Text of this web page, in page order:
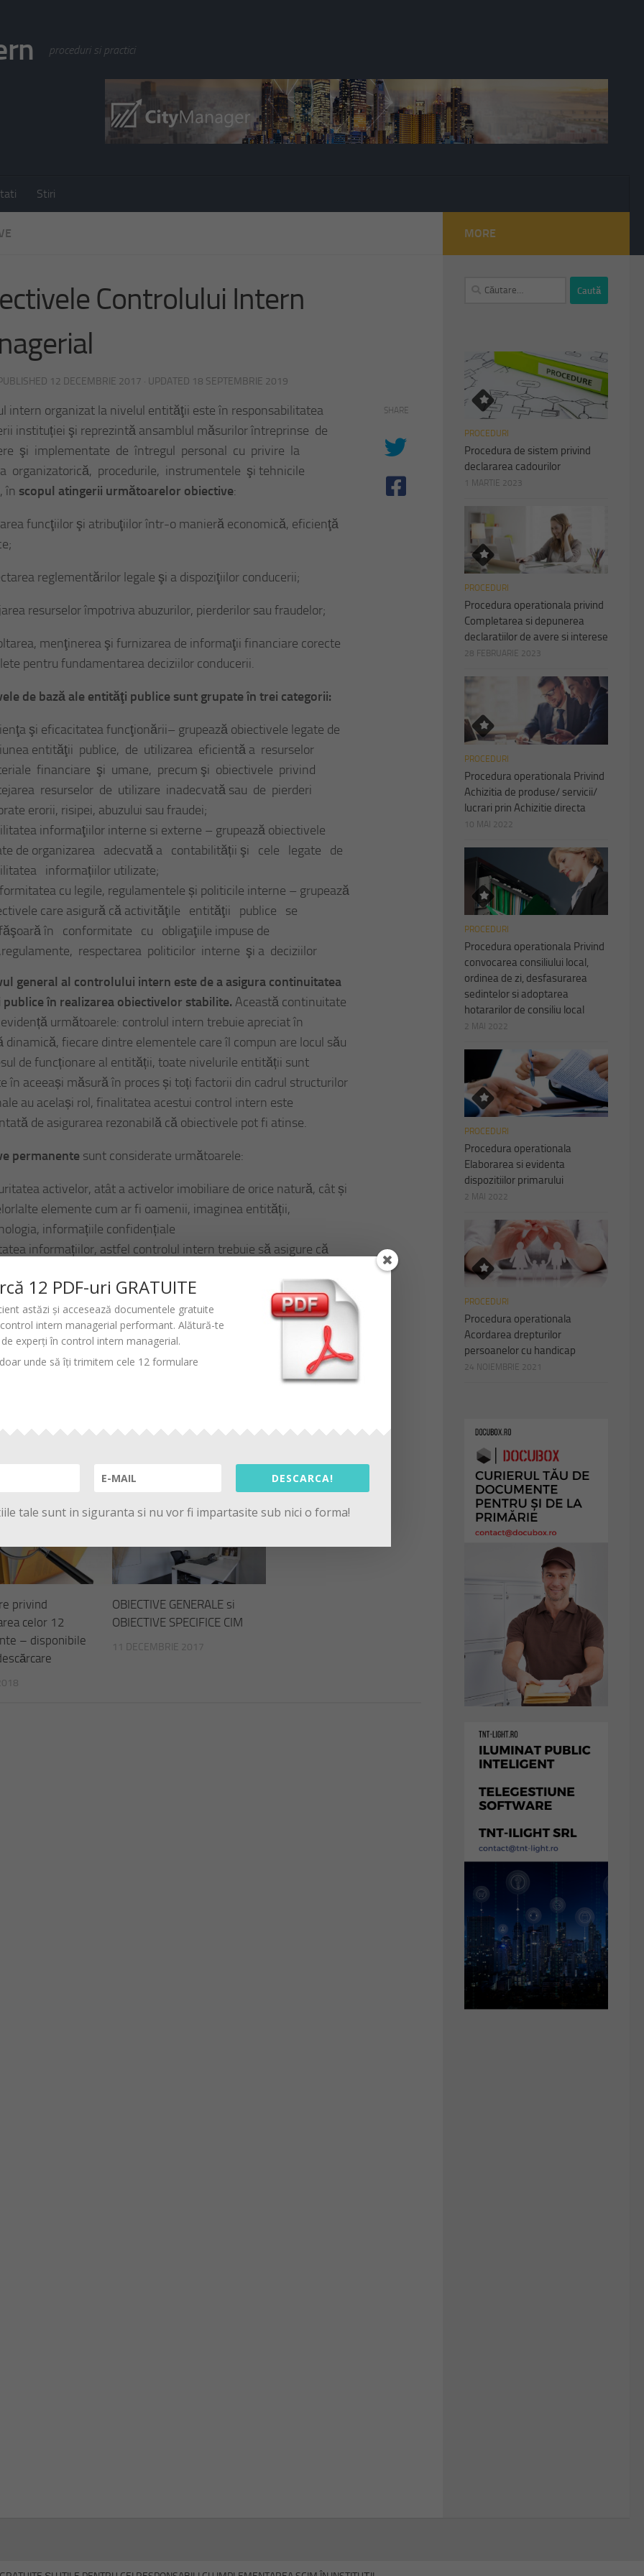
proceduri si practici
Stiri
Controlului Intern
12 DECEMBRIE 2017 · UPDATED 18 SEPTEMBRIE 2019
intern organizat la nivelul entităţii este în responsabilitatea
instituției şi reprezintă ansamblul măsurilor întreprinse de
şi implementate de întregul personal cu privire la
organizatorică, procedurile, instrumentele şi tehnicile
în scopul atingerii următoarelor obiective:
funcţiilor şi atribuţiilor într-o manieră economică, eficienţă
reglementărilor legale şi a dispoziţiilor conducerii;
resurselor împotriva abuzurilor, pierderilor sau fraudelor;
menţinerea şi furnizarea de informaţii financiare corecte
pentru fundamentarea deciziilor conducerii.
de bază ale entităţi publice sunt grupate în trei categorii:
şi eficacitatea funcţionării– grupează obiectivele legate de
entităţii publice, de utilizarea eficientă a resurselor
financiare şi umane, precum şi obiectivele privind
resurselor de utilizare inadecvată sau de pierderi
erorii, risipei, abuzului sau fraudei;
informaţiilor interne si externe – grupează obiectivele
de organizarea adecvată a contabilității şi cele legate de
informațiilor utilizate;
cu legile, regulamentele și politicile interne – grupează
care asigură că activităţile entităţii publice se
în conformitate cu obligaţiile impuse de
respectarea politicilor interne şi a deciziilor
general al controlului intern este de a asigura continuitatea
în realizarea obiectivelor stabilite. Această continuitate
următoarele: controlul intern trebuie apreciat în
dinamică, fiecare dintre elementele care îl compun are locul său
de funcționare al entității, toate nivelurile entității sunt
în aceeași măsură în proces și toți factorii din cadrul structurilor
au același rol, finalitatea acestui control intern este
de asigurarea rezonabilă că obiectivele pot fi atinse.
permanente sunt considerate următoarele:
activelor, atât a activelor imobiliare de orice natură, cât și
elemente cum ar fi oamenii, imaginea entității,
informațiile confidențiale
informațiilor, astfel controlul intern trebuie să asigure că
legilor, regulamentelor, contractelor și a dispozițiilor
resurselor- utilizarea lor într-un mod efficient și eficace
SHARE
privind
celor 12
– disponibile
OBIECTIVE GENERALE si
OBIECTIVE SPECIFICE CIM
11 DECEMBRIE 2017
MORE
Caută
PROCEDURI
Procedura de sistem privind
declararea cadourilor
1 MARTIE 2023
PROCEDURI
Procedura operationala privind
Completarea si depunerea
declaratiilor de avere si interese
28 FEBRUARIE 2023
PROCEDURI
Procedura operationala Privind
Achizitia de produse/ servicii/
lucrari prin Achizitie directa
10 MAI 2022
PROCEDURI
Procedura operationala Privind
convocarea consiliului local,
ordinea de zi, desfasurarea
sedintelor si adoptarea
hotararilor de consiliu local
2 MAI 2022
PROCEDURI
Procedura operationala
Elaborarea si evidenta
dispozitiilor primarului
2 MAI 2022
PROCEDURI
Procedura operationala
Acordarea drepturilor
persoanelor cu handicap
24 NOIEMBRIE 2021
ă 12 PDF-uri GRATUITE
astăzi și accesează documentele gratuite
control intern managerial performant. Alătură-te
experți în control intern managerial.
unde să îți trimitem cele 12 formulare
DESCARCA!
tale sunt in siguranta si nu vor fi impartasite sub nici o forma!